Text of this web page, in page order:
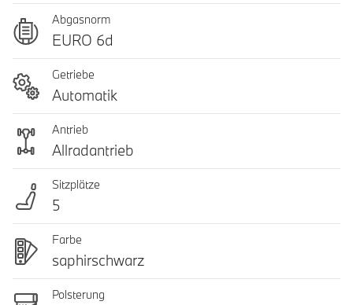
Abgasnorm
EURO 6d
Getriebe
Automatik
Antrieb
Allradantrieb
Sitzplätze
5
Farbe
saphirschwarz
Polsterung